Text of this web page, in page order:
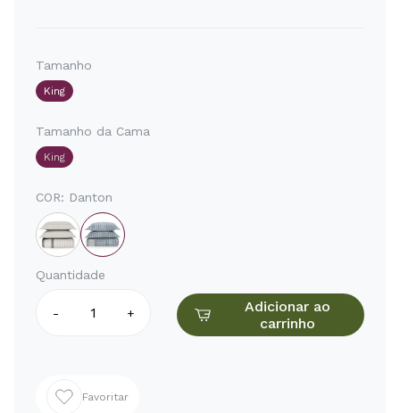
Tamanho
King
Tamanho da Cama
King
COR: Danton
Quantidade
- +
Adicionar ao
carrinho
Favoritar